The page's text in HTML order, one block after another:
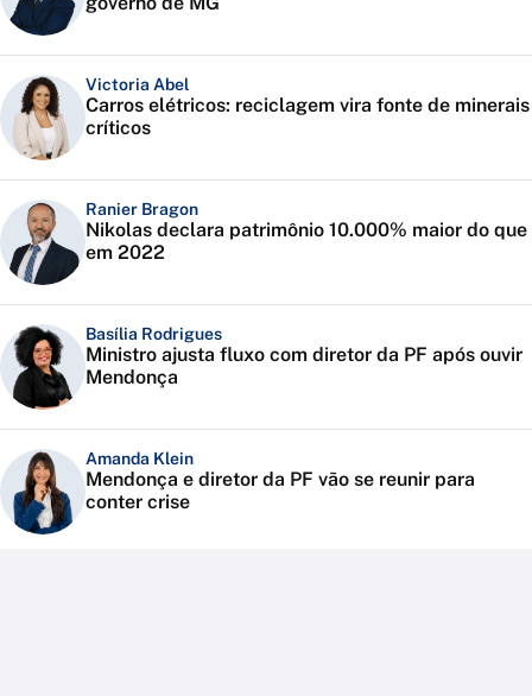
Victoria Abel
Carros elétricos: reciclagem vira fonte de minerais
críticos
Ranier Bragon
Nikolas declara patrimônio 10.000% maior do que
em 2022
Basília Rodrigues
Ministro ajusta fluxo com diretor da PF após ouvir
Mendonça
Amanda Klein
Mendonça e diretor da PF vão se reunir para
conter crise